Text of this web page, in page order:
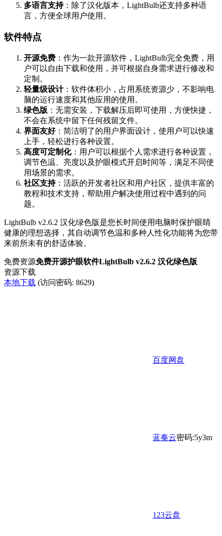
多语言支持：除了汉化版本，LightBulb还支持多种语
言，方便全球用户使用。
软件特点
开源免费 ：作为一款开源软件，LightBulb完全免费，用
户可以自由下载和使用，并可根据自身需求进行修改和
定制。
轻量级设计：软件体积小，占用系统资源少，不影响电
脑的运行速度和其他应用的使用。
绿色版 ：无需安装，下载解压后即可使用，方便快捷，
不会在系统中留下任何残留文件。
界面友好：简洁明了的用户界面设计，使用户可以快速
上手，轻松进行各种设置。
高度可定制化：用户可以根据个人需求进行各种设置，
调节色温、亮度以及护眼模式开启时间等，满足不同使
用场景的需求。
社区支持：活跃的开发者社区和用户社区，提供丰富的
教程和技术支持，帮助用户解决使用过程中遇到的问
题。
LightBulb v2.6.2 汉化绿色版是您长时间使用电脑时保护眼睛
健康的理想选择，其自动调节色温和多种人性化功能将为您带
来前所未有的舒适体验。
免费资源免费开源护眼软件LightBulb v2.6.2 汉化绿色版
资源下载
本地下载 (访问密码: 8629)
百度网盘
蓝奏云密码:5y3m
123云盘